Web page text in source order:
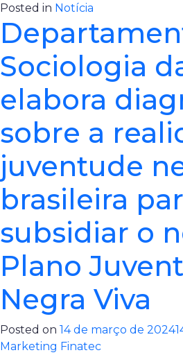
Posted in Notícia
Sociologia
elabora
sobre a
juventude
brasileira
subsidiar o
Plano
Negra Viva
Posted on 14 de março de 2024
Marketing Finatec